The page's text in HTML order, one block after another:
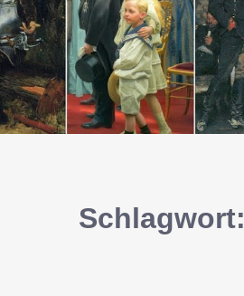
Schlagwort: